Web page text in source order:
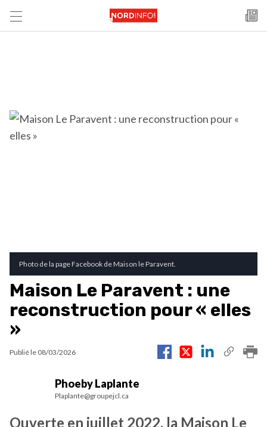
Photo de la page Facebook de Maison le Paravent.
Maison Le Paravent : une
reconstruction pour « elles
»
Publié le 08/03/2026
Phoeby Laplante
Plaplante@groupejcl.ca
Ouverte en juillet 2022, la Maison Le